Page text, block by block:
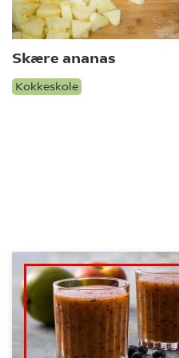
Skære ananas
Kokkeskole